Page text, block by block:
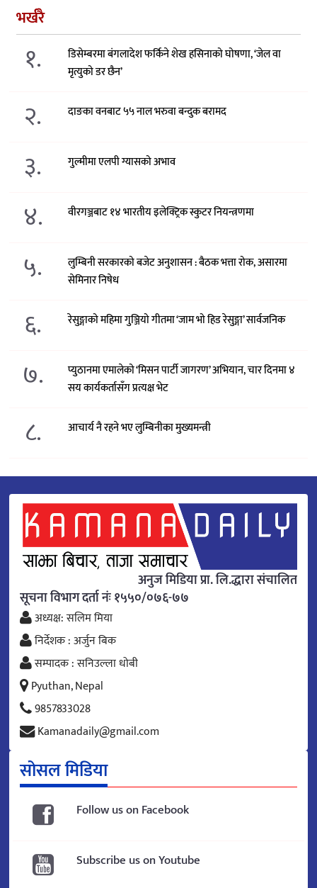
भर्खरै
१.
डिसेम्बरमा बंगलादेश फर्किने शेख हसिनाको घोषणा, ‘जेल वा
मृत्युको डर छैन’
२. दाङका वनबाट ५५ नाल भरुवा बन्दुक बरामद
३. गुल्मीमा एलपी ग्यासको अभाव
४. वीरगञ्जबाट १४ भारतीय इलेक्ट्रिक स्कुटर नियन्त्रणमा
५.
लुम्बिनी सरकारको बजेट अनुशासन : बैठक भत्ता रोक, असारमा
सेमिनार निषेध
६. रेसुङ्गाको महिमा गुञ्जियो गीतमा ‘जाम भो हिड रेसुङ्गा’ सार्वजनिक
७.
प्युठानमा एमालेको ‘मिसन पार्टी जागरण’ अभियान, चार दिनमा ४
सय कार्यकर्तासँग प्रत्यक्ष भेट
८. आचार्य नै रहने भए लुम्बिनीका मुख्यमन्त्री
अनुज मिडिया प्रा. लि.द्धारा संचालित
सूचना विभाग दर्ता नंः १५५०/०७६-७७
अध्यक्ष: सलिम मिया
निर्देशक : अर्जुन बिक
सम्पादक : सनिउल्ला धोबी
Pyuthan, Nepal
9857833028
Kamanadaily@gmail.com
सोसल मिडिया
Follow us on Facebook
Subscribe us on Youtube